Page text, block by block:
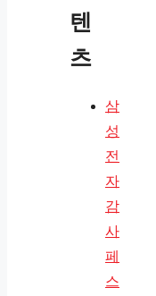
텐
츠
삼
성
전
자
감
사
페
스